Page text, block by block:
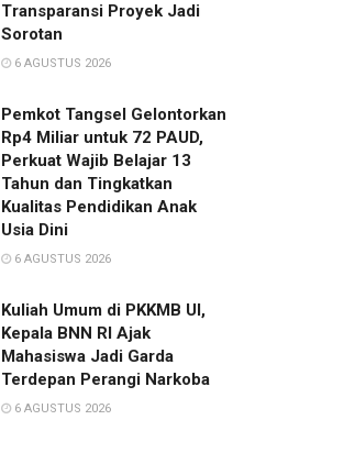
Transparansi Proyek Jadi
Sorotan
6 AGUSTUS 2026
Pemkot Tangsel Gelontorkan
Rp4 Miliar untuk 72 PAUD,
Perkuat Wajib Belajar 13
Tahun dan Tingkatkan
Kualitas Pendidikan Anak
Usia Dini
6 AGUSTUS 2026
Kuliah Umum di PKKMB UI,
Kepala BNN RI Ajak
Mahasiswa Jadi Garda
Terdepan Perangi Narkoba
6 AGUSTUS 2026